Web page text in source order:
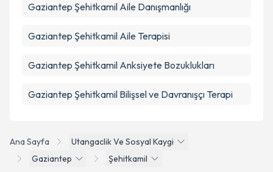
Ana Sayfa
Utangaclik Ve Sosyal Kaygi
Gaziantep
Şehitkamil
Gaziantep Şehitkamil Aile Danışmanlığı
Gaziantep Şehitkamil Aile Terapisi
Gaziantep Şehitkamil Anksiyete Bozuklukları
Gaziantep Şehitkamil Bilişsel ve Davranışçı Terapi